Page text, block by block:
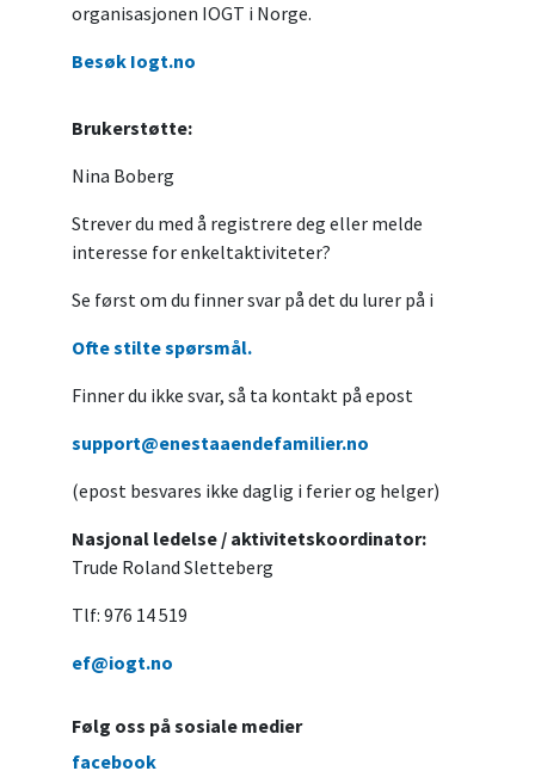
organisasjonen IOGT i Norge.
Besøk Iogt.no
Brukerstøtte:
Nina Boberg
Strever du med å registrere deg eller melde
interesse for enkeltaktiviteter?
Se først om du finner svar på det du lurer på i
Ofte stilte spørsmål.
Finner du ikke svar, så ta kontakt på epost
support@enestaaendefamilier.no
(epost besvares ikke daglig i ferier og helger)
Nasjonal ledelse / aktivitetskoordinator:
Trude Roland Sletteberg
Tlf: 976 14 519
ef@iogt.no
Følg oss på sosiale medier
facebook